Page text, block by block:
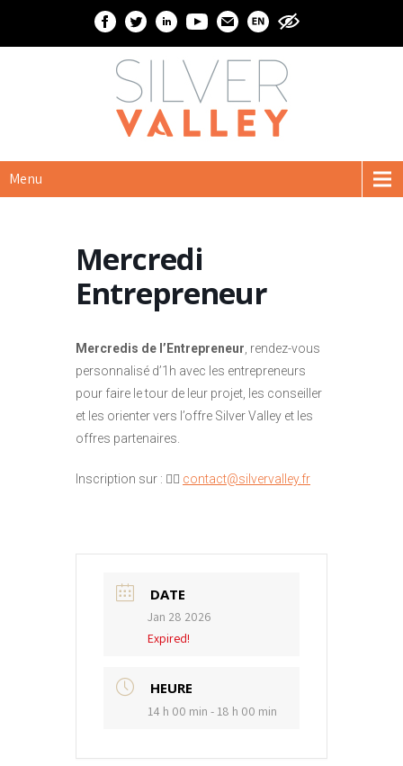
Menu
Mercredi
Entrepreneur
Mercredis de l’Entrepreneur , rendez-vous
personnalisé d’1h avec les entrepreneurs
pour faire le tour de leur projet, les conseiller
et les orienter vers l’offre Silver Valley et les
offres partenaires.
Inscription sur : 👉🏻 contact@silvervalley.fr
DATE
Jan 28 2026
Expired!
HEURE
14 h 00 min - 18 h 00 min